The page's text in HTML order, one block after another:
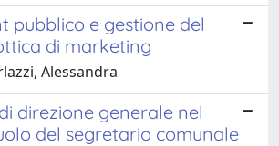
pubblico e gestione del
di marketing
Alessandra
direzione generale nel
del segretario comunale